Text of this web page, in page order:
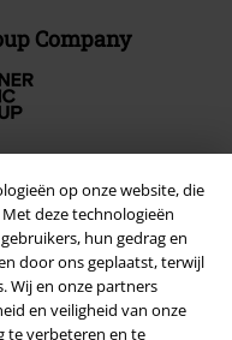
op onze website, die
Met deze technologieën
hun gedrag en
door ons geplaatst, terwijl
Wij en onze partners
en veiligheid van onze
te verbeteren en te
Company